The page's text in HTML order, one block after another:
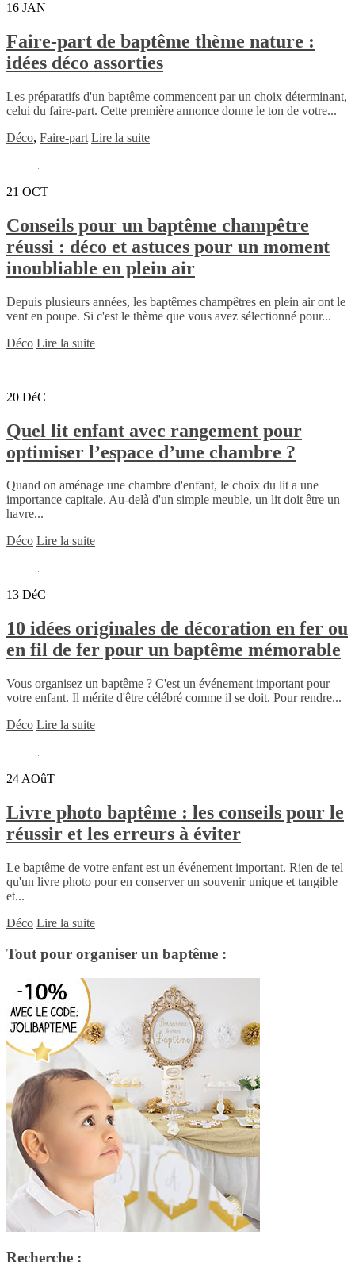
16 JAN
Faire-part de baptême thème nature :
idées déco assorties
Les préparatifs d'un baptême commencent par un choix déterminant,
celui du faire-part. Cette première annonce donne le ton de votre...
Déco, Faire-part Lire la suite
21 OCT
Conseils pour un baptême champêtre
réussi : déco et astuces pour un moment
inoubliable en plein air
Depuis plusieurs années, les baptêmes champêtres en plein air ont le
vent en poupe. Si c'est le thème que vous avez sélectionné pour...
Déco Lire la suite
20 DéC
Quel lit enfant avec rangement pour
optimiser l’espace d’une chambre ?
Quand on aménage une chambre d'enfant, le choix du lit a une
importance capitale. Au-delà d'un simple meuble, un lit doit être un
havre...
Déco Lire la suite
13 DéC
10 idées originales de décoration en fer ou
en fil de fer pour un baptême mémorable
Vous organisez un baptême ? C'est un événement important pour
votre enfant. Il mérite d'être célébré comme il se doit. Pour rendre...
Déco Lire la suite
24 AOûT
Livre photo baptême : les conseils pour le
réussir et les erreurs à éviter
Le baptême de votre enfant est un événement important. Rien de tel
qu'un livre photo pour en conserver un souvenir unique et tangible
et...
Déco Lire la suite
Tout pour organiser un baptême :
Recherche :